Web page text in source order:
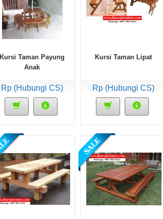
Kursi Taman Payung
Anak
Rp (Hubungi CS)
Kursi Taman Lipat
Rp (Hubungi CS)